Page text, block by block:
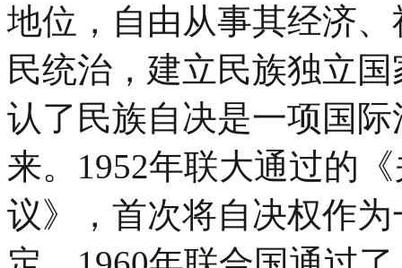
地位，自由从事其经济
民统治，建立民族独立
认了民族自决是一项国
来。1952年联大通过的
议》，首次将自决权作